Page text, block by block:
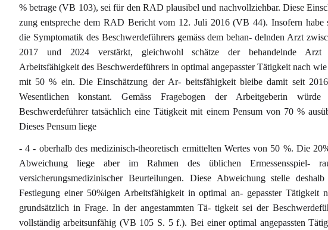
% betrage (VB 103), sei für den RAD plausibel und nachvollziehbar. Diese
zung entspreche dem RAD Bericht vom 12. Juli 2016 (VB 44). Insofern habe
die Symptomatik des Beschwerdeführers gemäss dem behan- delnden Arzt
2017 und 2024 verstärkt, gleichwohl schätze der behandelnde Arzt
Arbeitsfähigkeit des Beschwerdeführers in optimal angepasster Tätigkeit nach
mit 50 % ein. Die Einschätzung der Ar- beitsfähigkeit bleibe damit seit
Wesentlichen konstant. Gemäss Fragebogen der Arbeitgeberin würde
Beschwerdeführer tatsächlich eine Tätigkeit mit einem Pensum von 70 %
Dieses Pensum liege
- 4 - oberhalb des medizinisch-theoretisch ermittelten Wertes von 50 %. Die
Abweichung liege aber im Rahmen des üblichen Ermessensspiel-
versicherungsmedizinischer Beurteilungen. Diese Abweichung stelle
Festlegung einer 50%igen Arbeitsfähigkeit in optimal an- gepasster Tätigkeit
grundsätzlich in Frage. In der angestammten Tä- tigkeit sei der
vollständig arbeitsunfähig (VB 105 S. 5 f.). Bei einer optimal angepassten